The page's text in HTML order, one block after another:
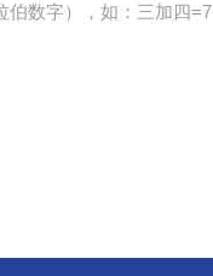
伯数字），如：三加四=7